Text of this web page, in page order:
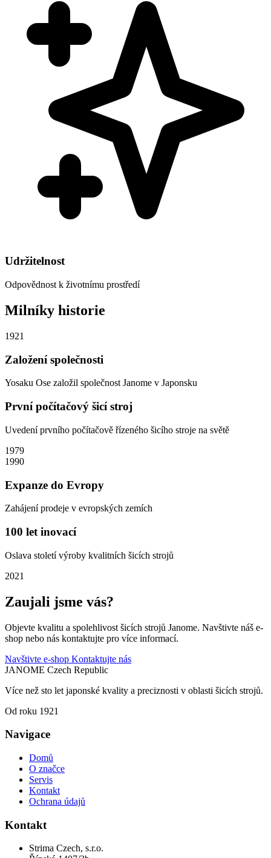
Udržitelnost
Odpovědnost k životnímu prostředí
Milníky historie
1921
Založení společnosti
Yosaku Ose založil společnost Janome v Japonsku
První počítačový šicí stroj
Uvedení prvního počítačově řízeného šicího stroje na světě
1979
1990
Expanze do Evropy
Zahájení prodeje v evropských zemích
100 let inovací
Oslava století výroby kvalitních šicích strojů
2021
Zaujali jsme vás?
Objevte kvalitu a spolehlivost šicích strojů Janome. Navštivte náš e-
shop nebo nás kontaktujte pro více informací.
Navštivte e-shop Kontaktujte nás
JANOME Czech Republic
Více než sto let japonské kvality a preciznosti v oblasti šicích strojů.
Od roku 1921
Navigace
Domů
O značce
Servis
Kontakt
Ochrana údajů
Kontakt
Strima Czech, s.r.o.